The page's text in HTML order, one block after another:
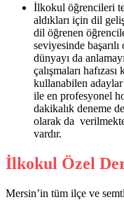
İlkokul öğrencileri
aldıkları için dil
dil öğrenen
seviyesinde
dünyayı da
çalışmaları
kullanabilen
ile en profesyonel
dakikalık deneme
olarak da
vardır.
İlkokul Özel
Mersin’in tüm ilçe ve